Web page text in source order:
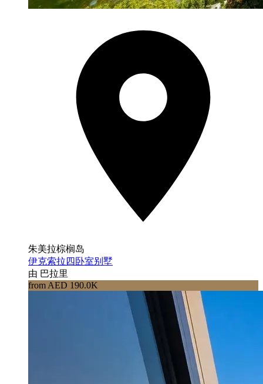
朱美拉棕榈岛
伊克索拉四卧室别墅
由 巴拉里
from AED 190.0K